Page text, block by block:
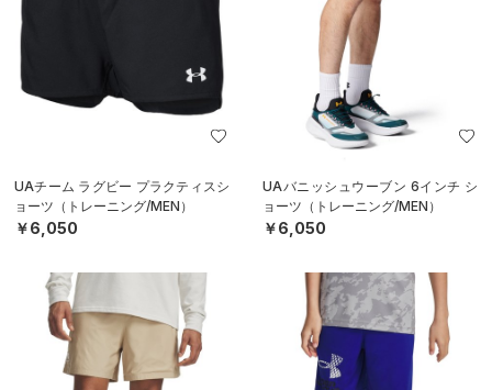
UAチーム ラグビー プラクティスシ
ョーツ（トレーニング/MEN）
￥6,050
UAバニッシュウーブン 6インチ シ
ョーツ（トレーニング/MEN）
￥6,050